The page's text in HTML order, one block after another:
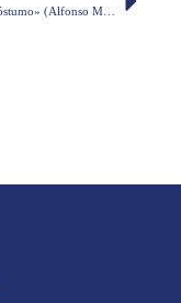
«Ensueño póstumo» (Alfonso Moreno Mora)